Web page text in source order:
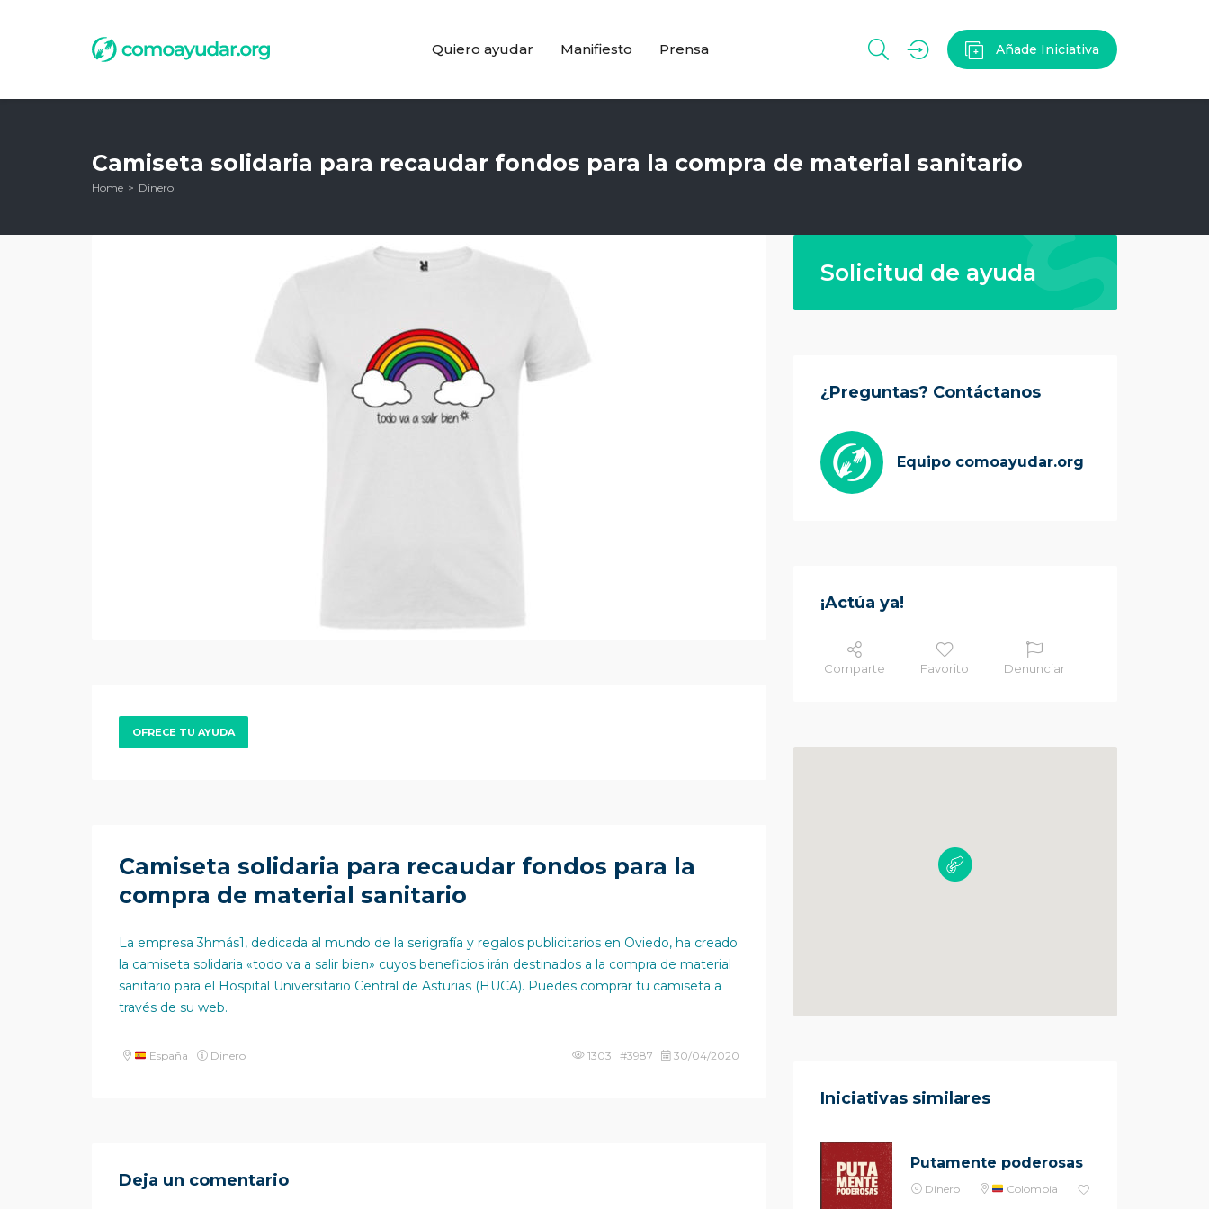
Quiero ayudar Manifiesto Prensa Añade Iniciativa
Camiseta solidaria para recaudar fondos para la compra de material sanitario
Home Dinero
OFRECE TU AYUDA
Camiseta solidaria para recaudar fondos para la
compra de material sanitario
La empresa 3hmás1, dedicada al mundo de la serigrafía y regalos publicitarios en Oviedo, ha creado
la camiseta solidaria «todo va a salir bien» cuyos beneficios irán destinados a la compra de material
sanitario para el Hospital Universitario Central de Asturias (HUCA). Puedes comprar tu camiseta a
través de su web.
España Dinero 1303 #3987 30/04/2020
Deja un comentario
Solicitud de ayuda
¿Preguntas? Contáctanos
Equipo comoayudar.org
¡Actúa ya!
Comparte Favorito Denunciar
Iniciativas similares
Putamente poderosas
Dinero Colombia